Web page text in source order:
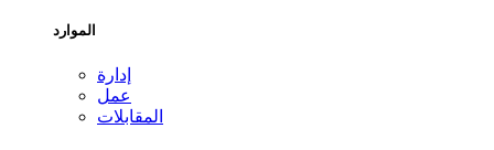
الموارد
إدارة
عمل
المقابلات